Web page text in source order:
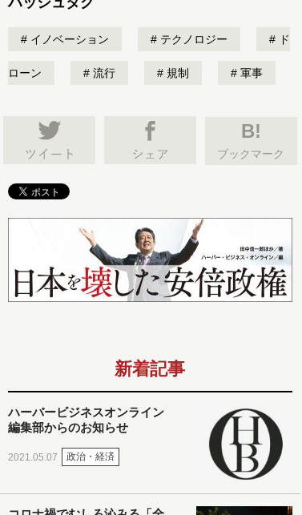
イノベーション テクノロジー ド
ローン 流行 規制 軍事
B!
ブックマーク
新着記事
ハーバービジネスオンライン
編集部からのお知らせ
2021.05.07 政治・経済